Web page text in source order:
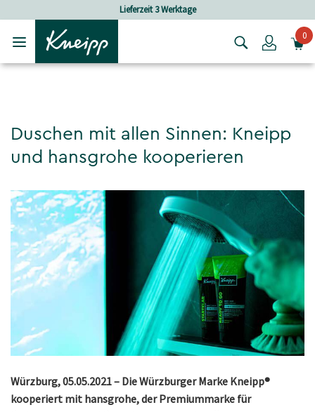
Lieferzeit 3 Werktage
Login0
Duschen mit allen Sinnen: Kneipp
und hansgrohe kooperieren
Würzburg, 05.05.2021 – Die Würzburger Marke Kneipp®
kooperiert mit hansgrohe, der Premiummarke für